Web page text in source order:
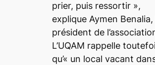
prier, puis ressortir »,
explique Aymen Benalia,
président de
L’UQAM rappelle
qu’« un local vacant